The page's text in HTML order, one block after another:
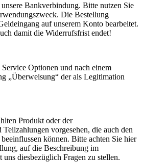
Bankverbindung. Bitte nutzen Sie
Die Bestellung
auf unserem Konto bearbeitet.
damit die Widerrufsfrist endet!
Optionen und nach einem
„Überweisung“ der als Legitimation
Produkt oder der
vorgesehen, die auch den
können. Bitte achten Sie hier
auf die Beschreibung im
diesbezüglich Fragen zu stellen.